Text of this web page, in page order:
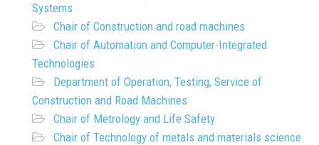
Systems
Chair of Construction and road machines
Chair of Automation and Computer-Integrated
Technologies
Department of Operation, Testing, Service of
Construction and Road Machines
Chair of Metrology and Life Safety
Chair of Technology of metals and materials science